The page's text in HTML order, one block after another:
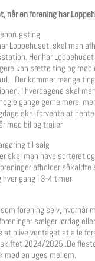
når en forening har
Loppehuset, skal man
Her har
kan sætte ting og
. Der kommer mange
I hverdagene skal
gange gerne mere,
skal forvente at
med bil og trailer
til salg
skal man have sorteret
afholder såkaldte
hver gang i 3-4 timer
forening selv, hvornår
sælger lørdag
at blive vedtaget at alle
2024/2025..De
med en uges mellem.